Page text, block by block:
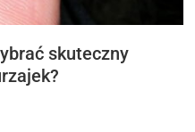
skuteczny